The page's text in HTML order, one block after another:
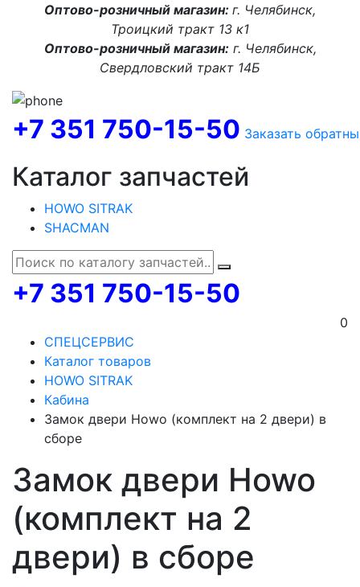
Оптово-розничный магазин: г. Челябинск,
Троицкий тракт 13 к1
Оптово-розничный магазин:г. Челябинск,
Свердловский тракт 14Б
+7 351 750-15-50 Заказать
Каталог запчастей
HOWO SITRAK
SHACMAN
+7 351 750-15-50
0
СПЕЦСЕРВИС
Каталог товаров
HOWO SITRAK
Кабина
Замок двери Howo (комплект на 2 двери) в
сборе
Замок двери Howo
(комплект на 2
двери) в сборе